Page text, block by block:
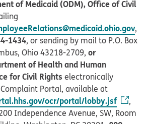
of Medicaid (ODM), Office of Civil
,
1434, or sending by mail to P.O. Box
Ohio 43218-2709, or
of Health and Human
for Civil Rights electronically
Portal, available at
ocr/portal/lobby.jsf
,
Independence Avenue, SW, Room